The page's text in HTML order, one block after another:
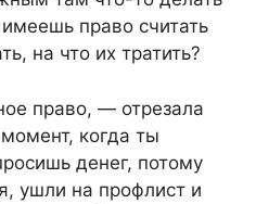
право считать
на что их тратить?
право, — отрезала
когда ты
денег, потому
ушли на профлист и